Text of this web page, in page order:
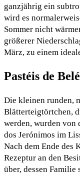
ganzjährig ein
wird es
Sommer nicht
größerer
März, zu einem
Pastéis de
Die kleinen runden,
Blätterteigtörtchen,
werden, wurden von
dos Jerónimos im
Nach dem Ende des
Rezeptur an den
über, dessen